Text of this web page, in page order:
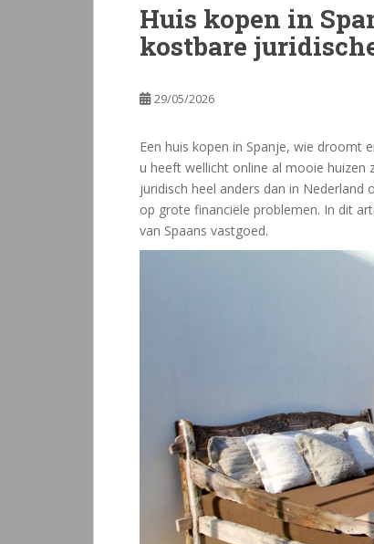
Huis kopen in
kostbare
29/05/2026
Een huis kopen in Spanje, wie droomt
u heeft wellicht online al mooie huizen
juridisch heel anders dan in
op grote financiële problemen. In dit
van Spaans vastgoed.